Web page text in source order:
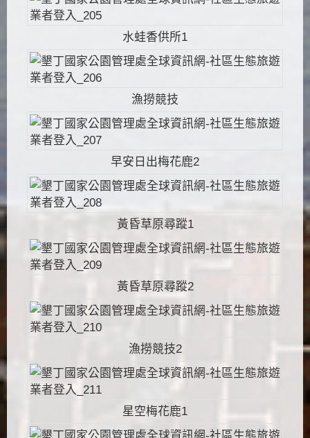
水蛙香供所1
漁撈競技
早安日出梅花鹿2
黃昏草原尋蹤1
黃昏草原尋蹤2
漁撈競技2
星空梅花鹿1